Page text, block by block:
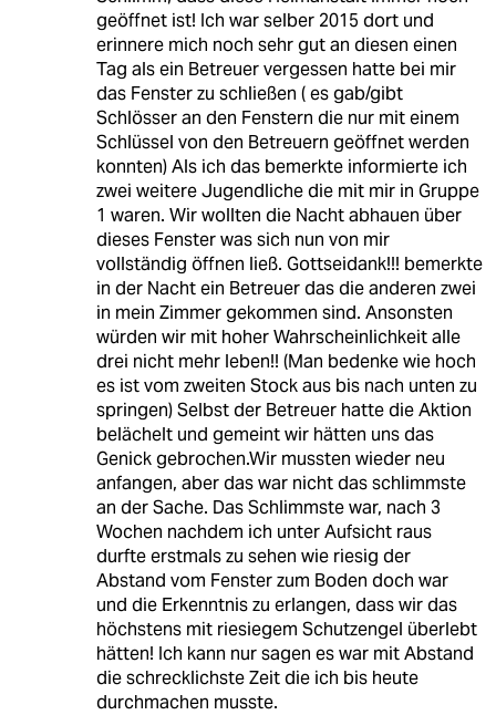
geöffnet ist! Ich war selber 2015 dort und
erinnere mich noch sehr gut an diesen einen
Tag als ein Betreuer vergessen hatte bei mir
das Fenster zu schließen ( es gab/gibt
Schlösser an den Fenstern die nur mit einem
Schlüssel von den Betreuern geöffnet werden
konnten) Als ich das bemerkte informierte ich
zwei weitere Jugendliche die mit mir in Gruppe
1 waren. Wir wollten die Nacht abhauen über
dieses Fenster was sich nun von mir
vollständig öffnen ließ. Gottseidank!!! bemerkte
in der Nacht ein Betreuer das die anderen zwei
in mein Zimmer gekommen sind. Ansonsten
würden wir mit hoher Wahrscheinlichkeit alle
drei nicht mehr leben!! (Man bedenke wie hoch
es ist vom zweiten Stock aus bis nach unten zu
springen) Selbst der Betreuer hatte die Aktion
belächelt und gemeint wir hätten uns das
Genick gebrochen.Wir mussten wieder neu
anfangen, aber das war nicht das schlimmste
an der Sache. Das Schlimmste war, nach 3
Wochen nachdem ich unter Aufsicht raus
durfte erstmals zu sehen wie riesig der
Abstand vom Fenster zum Boden doch war
und die Erkenntnis zu erlangen, dass wir das
höchstens mit riesiegem Schutzengel überlebt
hätten! Ich kann nur sagen es war mit Abstand
die schrecklichste Zeit die ich bis heute
durchmachen musste.